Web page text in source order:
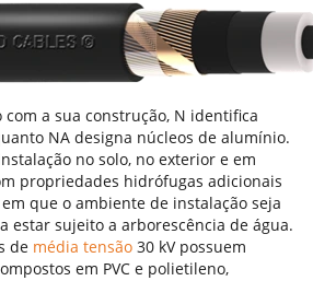
com a sua construção, N identifica
NA designa núcleos de alumínio.
no solo, no exterior e em
propriedades hidrófugas adicionais
que o ambiente de instalação seja
estar sujeito a arborescência de água.
de média tensão 30 kV possuem
em PVC e polietileno,